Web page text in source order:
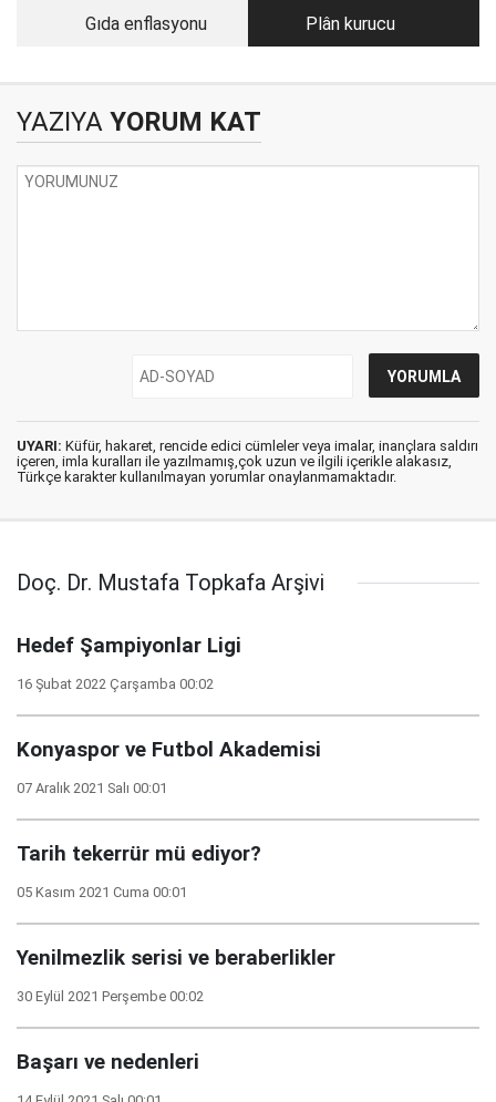
Gıda enflasyonu Plân kurucu
YAZIYA YORUM KAT
UYARI: Küfür, hakaret, rencide edici cümleler veya imalar, inançlara saldırı
içeren, imla kuralları ile yazılmamış,çok uzun ve ilgili içerikle alakasız,
Türkçe karakter kullanılmayan yorumlar onaylanmamaktadır.
Doç. Dr. Mustafa Topkafa Arşivi
Hedef Şampiyonlar Ligi
16 Şubat 2022 Çarşamba 00:02
Konyaspor ve Futbol Akademisi
07 Aralık 2021 Salı 00:01
Tarih tekerrür mü ediyor?
05 Kasım 2021 Cuma 00:01
Yenilmezlik serisi ve beraberlikler
30 Eylül 2021 Perşembe 00:02
Başarı ve nedenleri